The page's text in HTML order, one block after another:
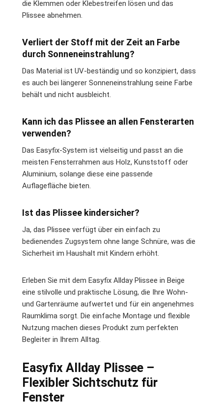
die Klemmen oder Klebestreifen lösen und das
Plissee abnehmen.
Verliert der Stoff mit der Zeit an Farbe
durch Sonneneinstrahlung?
Das Material ist UV-beständig und so konzipiert, dass
es auch bei längerer Sonneneinstrahlung seine Farbe
behält und nicht ausbleicht.
Kann ich das Plissee an allen Fensterarten
verwenden?
Das Easyfix-System ist vielseitig und passt an die
meisten Fensterrahmen aus Holz, Kunststoff oder
Aluminium, solange diese eine passende
Auflagefläche bieten.
Ist das Plissee kindersicher?
Ja, das Plissee verfügt über ein einfach zu
bedienendes Zugsystem ohne lange Schnüre, was die
Sicherheit im Haushalt mit Kindern erhöht.
Erleben Sie mit dem Easyfix Allday Plissee in Beige
eine stilvolle und praktische Lösung, die Ihre Wohn-
und Gartenräume aufwertet und für ein angenehmes
Raumklima sorgt. Die einfache Montage und flexible
Nutzung machen dieses Produkt zum perfekten
Begleiter in Ihrem Alltag.
Easyfix Allday Plissee –
Flexibler Sichtschutz für
Fenster